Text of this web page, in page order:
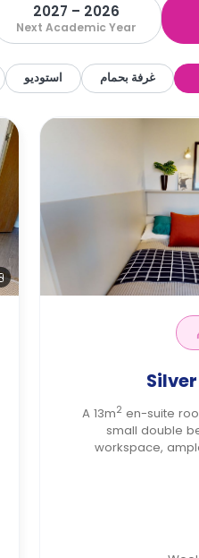
2026 – 2027
Next Academic Year
غرفة بحمام استوديو
A 13m2 en-suite
small double
workspace,
mirror, and a